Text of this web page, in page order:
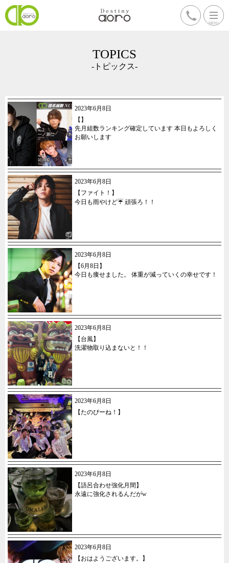
TOPICS
-トピックス-
2023年6月8日
【】
先月組数ランキング確定しています 本日もよろしく
お願いします
2023年6月8日
【ファイト！】
今日も雨やけど☔️ 頑張ろ！！
2023年6月8日
【6月8日】
今日も痩せました。 体重が減っていくの幸せです！
2023年6月8日
【台風】
洗濯物取り込まないと！！
2023年6月8日
【たのぴーね！】
2023年6月8日
【語呂合わせ強化月間】
永遠に強化されるんだがw
2023年6月8日
【おはようございます。】